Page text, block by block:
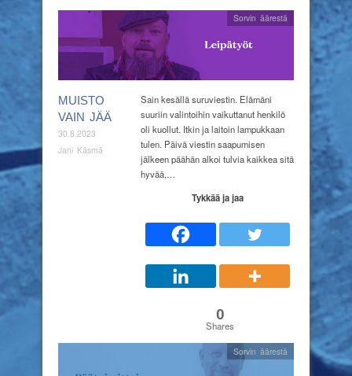
MUISTO
VAIN JÄÄ
30.8.2023
Jani Käsmä
Sorvin äärestä
Sain kesällä suruviestin. Elämäni
suuriin valintoihin vaikuttanut henkilö
oli kuollut. Itkin ja laitoin lampukkaan
tulen. Päivä viestin saapumisen
jälkeen päähän alkoi tulvia kaikkea sitä
hyvää,…
Tykkää ja jaa
0
Shares
Sorvin äärestä